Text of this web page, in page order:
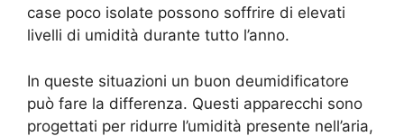
case poco isolate possono soffrire di elevati
livelli di umidità durante tutto l’anno.
In queste situazioni un buon deumidificatore
può fare la differenza. Questi apparecchi sono
progettati per ridurre l’umidità presente nell’aria,